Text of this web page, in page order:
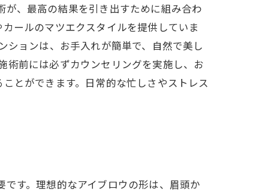
、最高の結果を引き出すために組み合わ
ールのマツエクスタイルを提供していま
ションは、お手入れが簡単で、自然で美し
術前には必ずカウンセリングを実施し、お
とができます。日常的な忙しさやストレス
す。理想的なアイブロウの形は、眉頭か